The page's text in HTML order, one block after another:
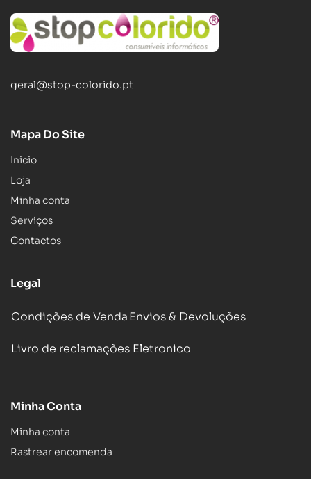
geral@stop-colorido.pt
Mapa Do Site
Inicio
Loja
Minha conta
Serviços
Contactos
Legal
Condições de VendaEnvios & Devoluções
Livro de reclamações Eletronico
Minha Conta
Minha conta
Rastrear encomenda